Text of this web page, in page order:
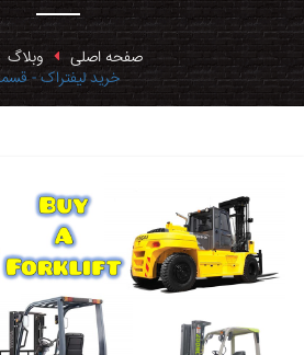
صفحه اصلی وبلاگ
خرید لیفتراک -